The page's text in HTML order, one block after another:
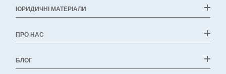
ЮРИДИЧНІ МАТЕРІАЛИ
ПРО НАС
БЛОГ